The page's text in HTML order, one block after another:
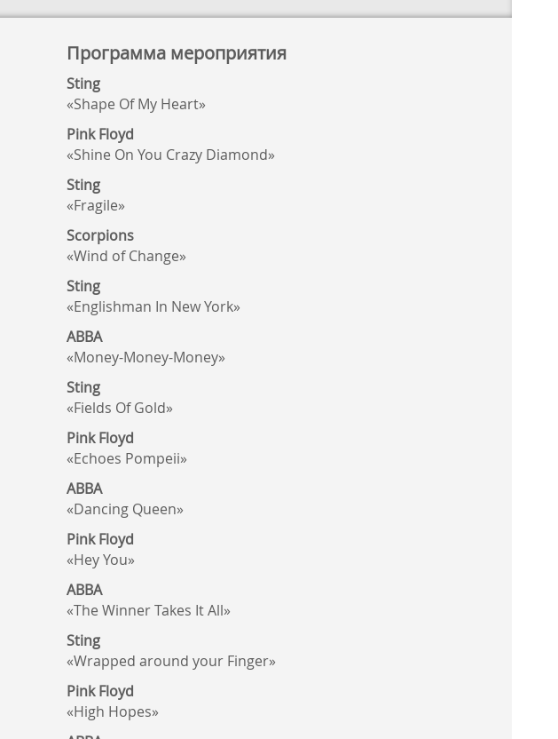
Программа мероприятия
Sting
«Shape Of My Heart»
Pink Floyd
«Shine On You Crazy Diamond»
Sting
«Fragile»
Scorpions
«Wind of Change»
Sting
«Englishman In New York»
ABBA
«Money-Money-Money»
Sting
«Fields Of Gold»
Pink Floyd
«Echoes Pompeii»
ABBA
«Dancing Queen»
Pink Floyd
«Hey You»
ABBA
«The Winner Takes It All»
Sting
«Wrapped around your Finger»
Pink Floyd
«High Hopes»